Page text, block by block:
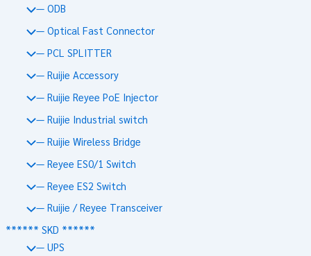
— ODB
— Optical Fast Connector
— PCL SPLITTER
— Ruijie Accessory
— Ruijie Reyee PoE Injector
— Ruijie Industrial switch
— Ruijie Wireless Bridge
— Reyee ES0/1 Switch
— Reyee ES2 Switch
— Ruijie / Reyee Transceiver
****** SKD ******
— UPS